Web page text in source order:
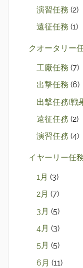
演習任務 (2)
遠征任務 (1)
クオータリー
工廠任務 (7)
出撃任務 (6)
出撃任務(戦
遠征任務 (2)
演習任務 (4)
イヤーリー任
1月 (3)
2月 (7)
3月 (5)
4月 (3)
5月 (5)
6月 (11)